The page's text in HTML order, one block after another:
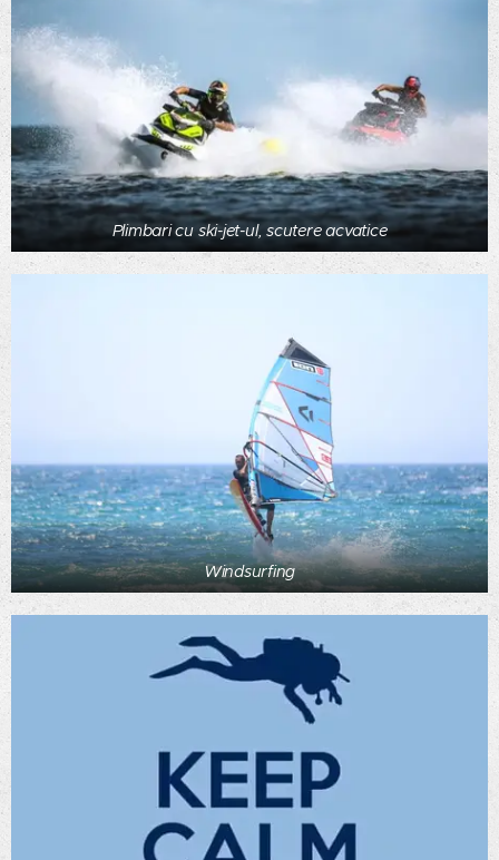
Plimbari cu ski-jet-ul, scutere acvatice
Windsurfing